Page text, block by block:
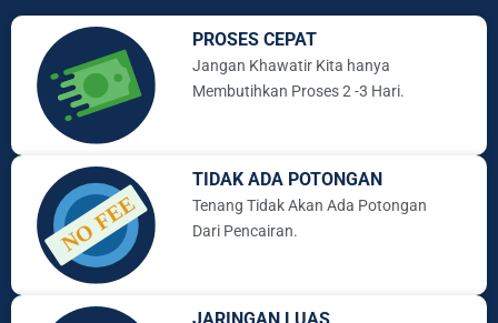
PROSES CEPAT
Jangan Khawatir Kita hanya
Membutihkan Proses 2 -3 Hari.
TIDAK ADA POTONGAN
Tenang Tidak Akan Ada Potongan
Dari Pencairan.